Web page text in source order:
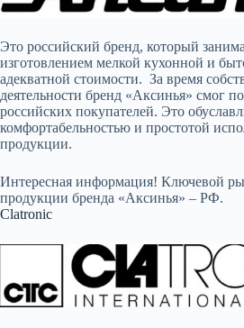
Это российский бренд, который
изготовлением мелкой кухонной и
адекватной стоимости. За время
деятельности бренд «Аксинья» смог
российских покупателей. Это
комфортабельностью и простотой
продукции.
Интересная информация! Ключевой
продукции бренда «Аксинья» – РФ.
Clatronic